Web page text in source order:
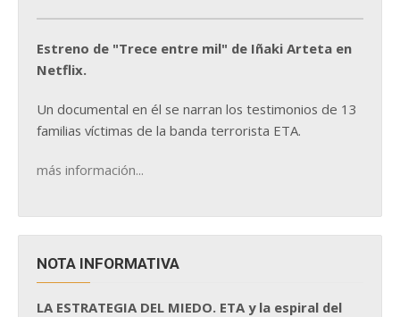
Estreno de "Trece entre mil" de Iñaki Arteta en
Netflix.
Un documental en él se narran los testimonios de 13
familias víctimas de la banda terrorista ETA.
más información...
NOTA INFORMATIVA
LA ESTRATEGIA DEL MIEDO. ETA y la espiral del